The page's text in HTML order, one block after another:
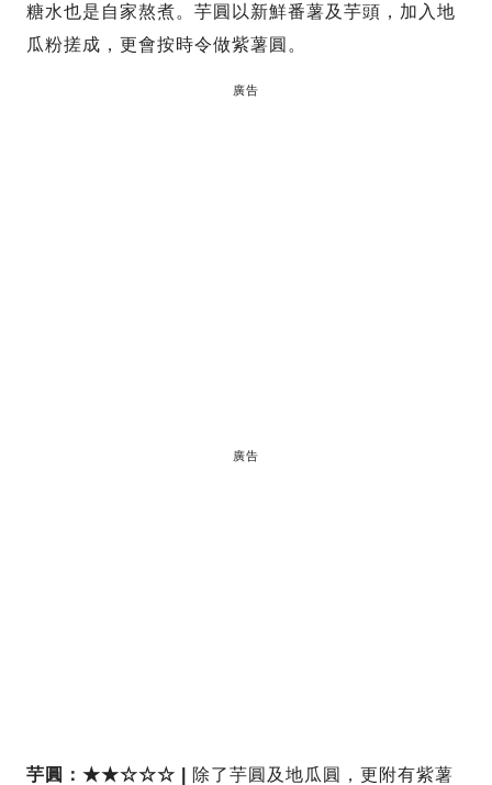
糖水也是自家熬煮。芋圓以新鮮番薯及芋頭，加入地
瓜粉搓成，更會按時令做紫薯圓。
廣告
廣告
芋圓：★★☆☆☆ |
除了芋圓及地瓜圓，更附有紫薯